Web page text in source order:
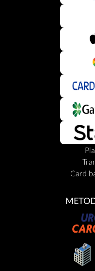
Card